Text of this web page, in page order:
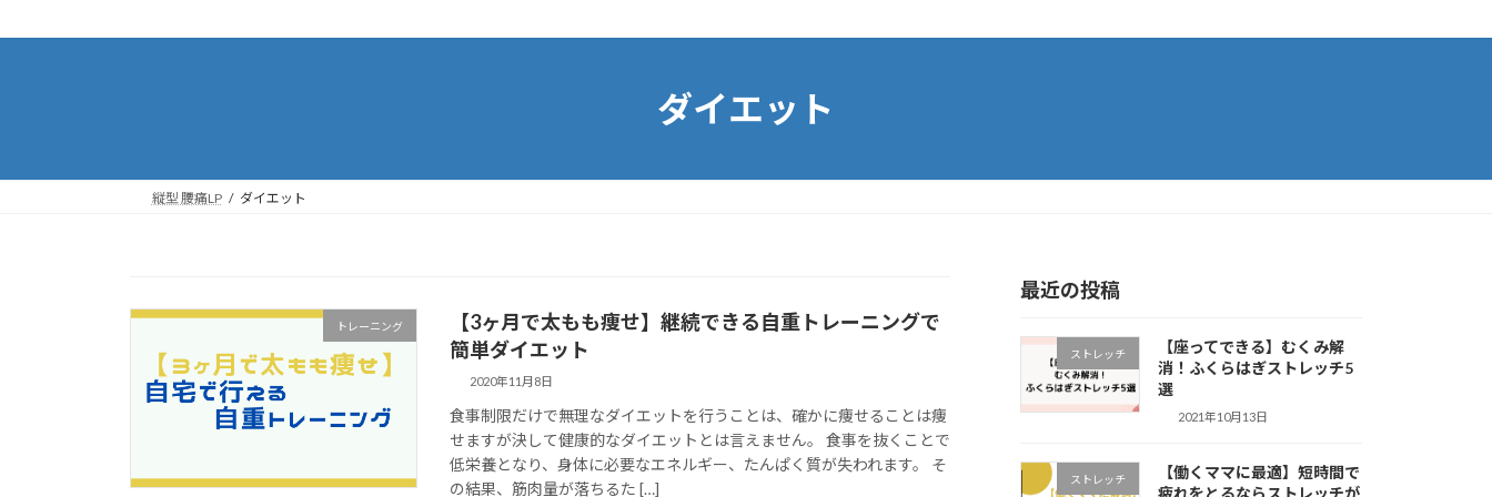
ン
ビ
ダイエット
縦型 腰痛LP ダイエット
トレーニング
【3ヶ月で太もも痩せ】継続できる自重トレーニングで
簡単ダイエット
2020年11月8日
食事制限だけで無理なダイエットを行うことは、確かに痩せることは痩
せますが決して健康的なダイエットとは言えません。 食事を抜くことで
低栄養となり、身体に必要なエネルギー、たんぱく質が失われます。 そ
の結果、筋肉量が落ちるた […]
最近の投稿
ストレッチ
【座ってできる】むくみ解
消！ふくらはぎストレッチ5
選
2021年10月13日
ストレッチ
【働くママに最適】短時間で
疲れをとるならストレッチが